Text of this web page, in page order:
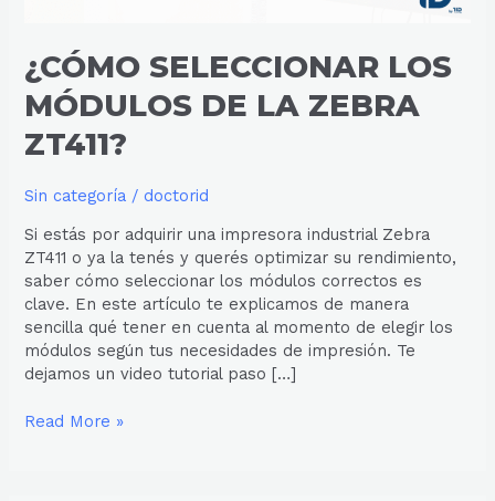
¿CÓMO SELECCIONAR LOS
MÓDULOS DE LA ZEBRA
ZT411?
Sin categoría / doctorid
Si estás por adquirir una impresora industrial Zebra
ZT411 o ya la tenés y querés optimizar su rendimiento,
saber cómo seleccionar los módulos correctos es
clave. En este artículo te explicamos de manera
sencilla qué tener en cuenta al momento de elegir los
módulos según tus necesidades de impresión. Te
dejamos un video tutorial paso […]
Read More »